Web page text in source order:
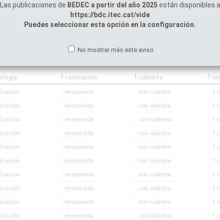
colocación cubierta
empotrada con cubierta 1
empotrada con cubierta 1
empotrada con cubierta 1
empotrada con cubierta 1
empotrada con cubierta 1
empotrada con cubierta 1
empotrada con cubierta 1
empotrada con cubierta 1
empotrada con cubierta 1
empotrada con cubierta 1
Las publicaciones de BEDEC a partir del año 2025 están disponibles a
https://bdc.itec.cat/vide
Puedes seleccionar esta opción en la configuración.
No mostrar más este aviso